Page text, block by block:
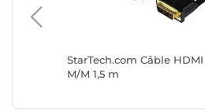
StarTech.com Câble
M/M 1,5 m